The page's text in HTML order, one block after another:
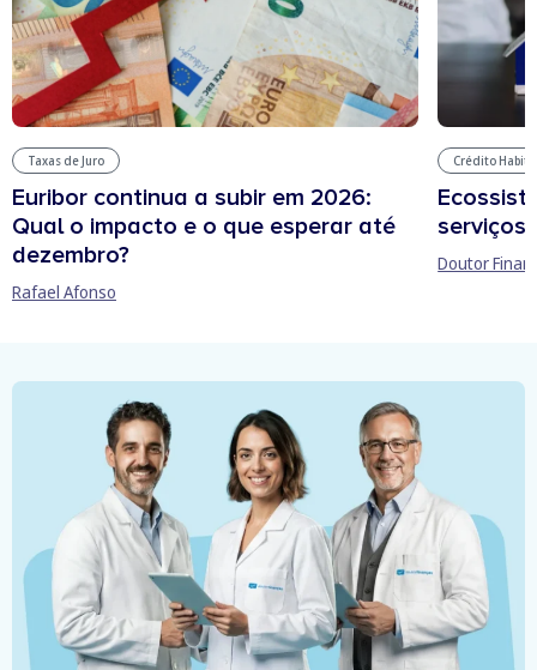
Taxas de Juro
Euribor continua a subir em 2026:
Qual o impacto e o que esperar até
dezembro?
Rafael Afonso
Crédito
serviços
Doutor